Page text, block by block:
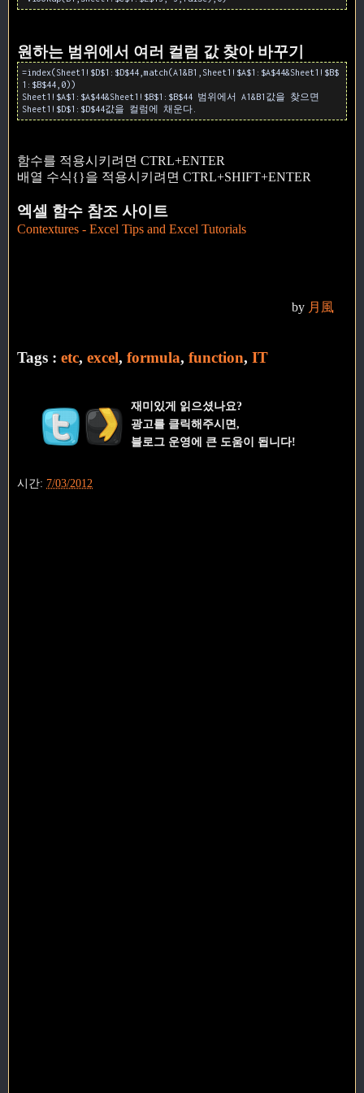
원하는 범위에서 여러 컬럼 값 찾아 바꾸기
=index(Sheet1!$D$1:$D$44,match(A1&B1,Sheet1!$A$1:$A$44&Sheet1!$B$
1:$B$44,0))
Sheet1!$A$1:$A$44&Sheet1!$B$1:$B$44 범위에서 A1&B1값을 찾으면
Sheet1!$D$1:$D$44값을 컬럼에 채운다.
함수를 적용시키려면 CTRL+ENTER
배열 수식{}을 적용시키려면 CTRL+SHIFT+ENTER
엑셀 함수 참조 사이트
Contextures - Excel Tips and Excel Tutorials
by 月風
Tags : etc, excel, formula, function, IT
재미있게 읽으셨나요?
광고를 클릭해주시면,
블로그 운영에 큰 도움이 됩니다!
시간: 7/03/2012